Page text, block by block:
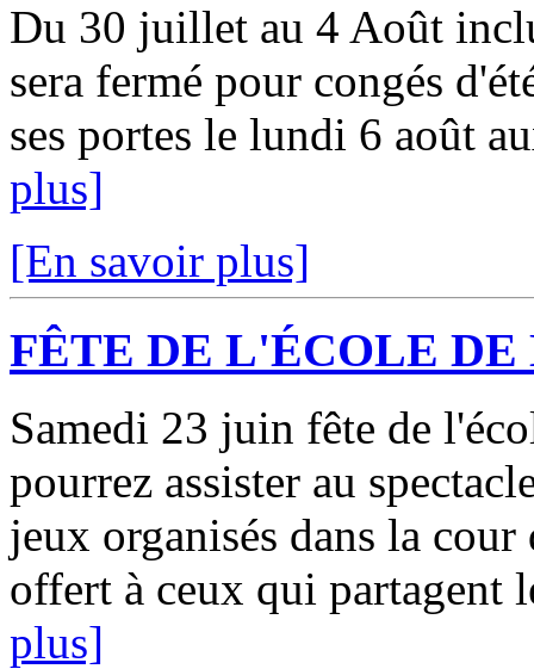
Du 30 juillet au 4 Août
sera fermé pour congés
ses portes le lundi 6 août
plus]
[En savoir plus]
FÊTE DE L'ÉCOLE
Samedi 23 juin fête de
pourrez assister au
jeux organisés dans la
offert à ceux qui partagent
plus]